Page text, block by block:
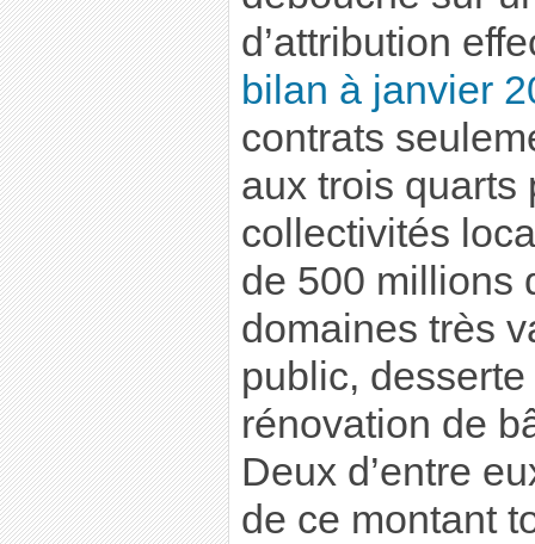
d’attribution
bilan à janvier
contrats
aux trois quarts
collectivités
de 500 millions
domaines très
public,
rénovation de
Deux d’entre
de ce montant